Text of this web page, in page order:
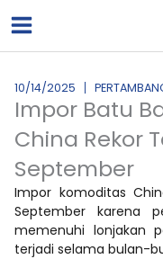
ke
10/14/2025
Impor Batu
China Rekor
September
Impor komoditas
September karena
memenuhi lonjakan
terjadi selama bulan-